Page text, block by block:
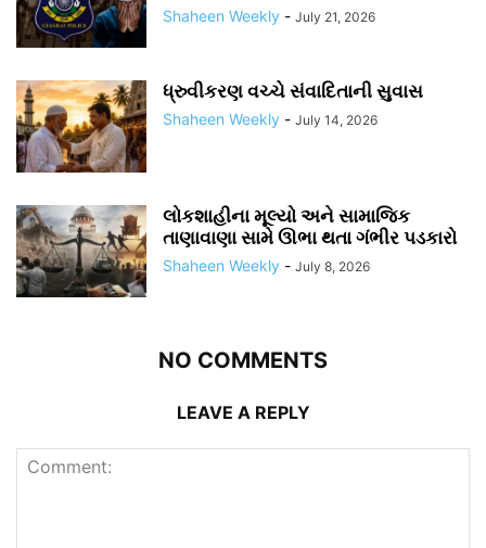
Shaheen Weekly - July 21, 2026
ધ્રુવીકરણ વચ્ચે સંવાદિતાની સુવાસ
Shaheen Weekly - July 14, 2026
લોકશાહીના મૂલ્યો અને સામાજિક
તાણાવાણા સામે ઊભા થતા ગંભીર પડકારો
Shaheen Weekly - July 8, 2026
NO COMMENTS
LEAVE A REPLY